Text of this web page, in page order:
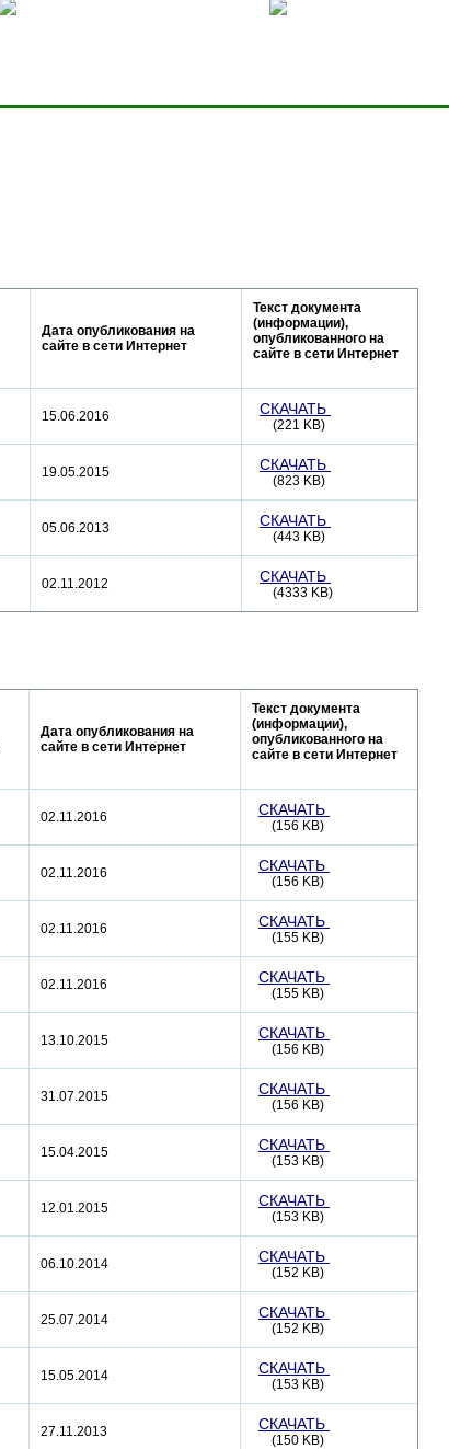
Дата опубликования на
сайте в сети Интернет
Текст документа
(информации),
опубликованного на
сайте в сети Интернет
15.06.2016 СКАЧАТЬ
(221 KB)
19.05.2015 СКАЧАТЬ
(823 KB)
05.06.2013 СКАЧАТЬ
(443 KB)
02.11.2012 СКАЧАТЬ
(4333 KB)
Дата опубликования на
сайте в сети Интернет
Текст документа
(информации),
опубликованного на
сайте в сети Интернет
02.11.2016 СКАЧАТЬ
(156 KB)
02.11.2016 СКАЧАТЬ
(156 KB)
02.11.2016 СКАЧАТЬ
(155 KB)
02.11.2016 СКАЧАТЬ
(155 KB)
13.10.2015 СКАЧАТЬ
(156 KB)
31.07.2015 СКАЧАТЬ
(156 KB)
15.04.2015 СКАЧАТЬ
(153 KB)
12.01.2015 СКАЧАТЬ
(153 KB)
06.10.2014 СКАЧАТЬ
(152 KB)
25.07.2014 СКАЧАТЬ
(152 KB)
15.05.2014 СКАЧАТЬ
(153 KB)
27.11.2013 СКАЧАТЬ
(150 KB)